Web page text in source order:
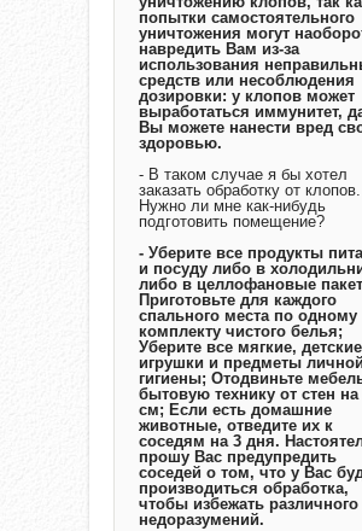
попытки самостоятельного
уничтожения могут
навредить Вам из-за
использования
средств или несоблюдения
дозировки: у клопов может
выработаться иммунитет,
Вы можете нанести вред
здоровью.
- В таком случае я бы хотел
заказать обработку от клопов.
Нужно ли мне как-нибудь
подготовить помещение?
- Уберите все продукты
и посуду либо в
либо в целлофановые
Приготовьте для каждого
спального места по одному
комплекту чистого белья;
Уберите все мягкие, детские
игрушки и предметы личной
гигиены; Отодвиньте
бытовую технику от стен на
см; Если есть домашние
животные, отведите их к
соседям на 3 дня.
прошу Вас предупредить
соседей о том, что у Вас
производиться обработка,
чтобы избежать
недоразумений.